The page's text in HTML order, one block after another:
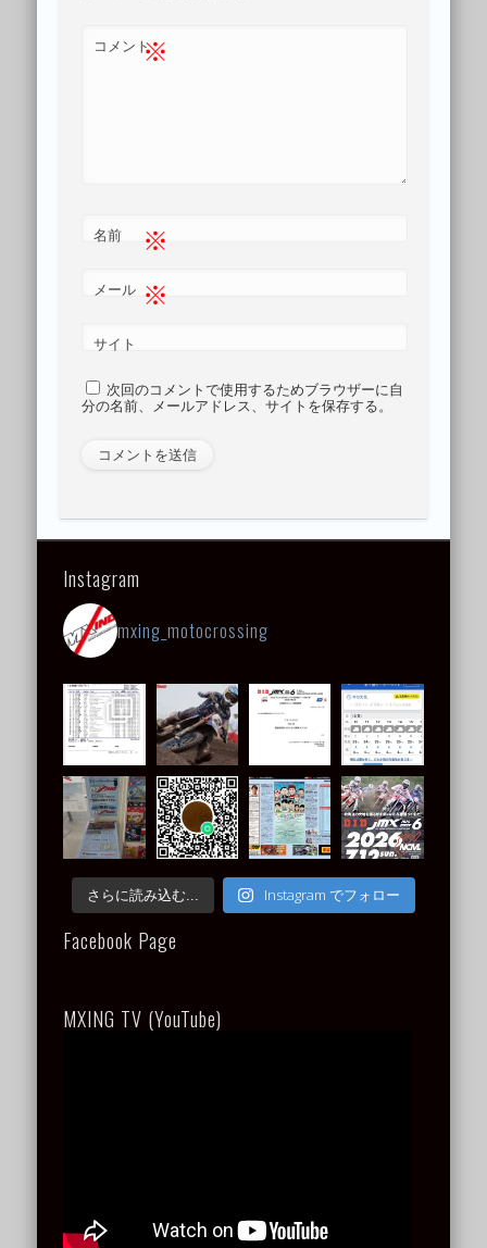
コメント※
名前 ※
メール ※
サイト
次回のコメントで使用するためブラウザーに自
分の名前、メールアドレス、サイトを保存する。
Instagram
mxing_motocrossing
さらに読み込む... Instagram でフォロー
Facebook Page
MXING TV (YouTube)